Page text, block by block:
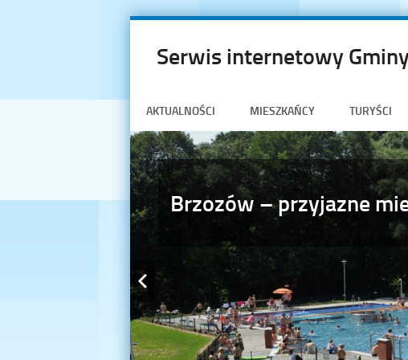
Serwis internetowy
AKTUALNOŚCI MIESZKAŃCY TURYŚCI
Brzozów – przyjazne